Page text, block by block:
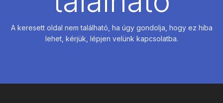
A keresett oldal nem található, ha úgy gondolja, hogy ez hiba
lehet, kérjük, lépjen velünk kapcsolatba.